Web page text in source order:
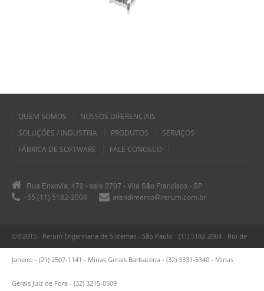
QUEM SOMOS
NOSSOS DIFERENCIAIS
SOLUÇÕES / INDUSTRIA
PRODUTOS
SERVIÇOS
FÁBRICA DE SOFTWARE
FALE CONOSCO
Rua Enxovia, 472 - sala 2707 - Vila São Francisco - SP
+55 (11) 5182-2004
atendimento@rerum.com.br
©©2015 - Rerum Engenharia de Sistemas - São Paulo - (11) 5182-2004 - Rio de
Janeiro - (21) 2507-1141 - Minas Gerais Barbacena - (32) 3331-5340 - Minas
Gerais Juiz de Fora - (32) 3215-0509